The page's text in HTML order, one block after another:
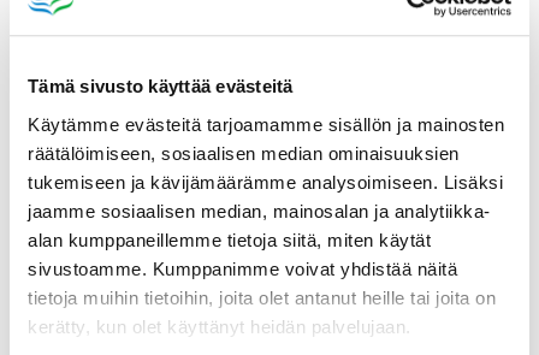
Tämä sivusto käyttää evästeitä
Käytämme evästeitä tarjoamamme sisällön ja mainosten
räätälöimiseen, sosiaalisen median ominaisuuksien
tukemiseen ja kävijämäärämme analysoimiseen. Lisäksi
jaamme sosiaalisen median, mainosalan ja analytiikka-
alan kumppaneillemme tietoja siitä, miten käytät
sivustoamme. Kumppanimme voivat yhdistää näitä
tietoja muihin tietoihin, joita olet antanut heille tai joita on
kerätty, kun olet käyttänyt heidän palvelujaan.
Uimarannat
Vahon yleinen uimaranta, Iso-Röyhiön venerannan
vieressä on myös uimaranta ja laituri.
Urheilukentät
Monitoimikenttä ja kaukalo Luhalahden koulun
pihassa sekä beach volley -kenttä Kyrön rannassa.
Valaistu pururata ja hiihtolatu
Luhalahden koulun ympäristössä